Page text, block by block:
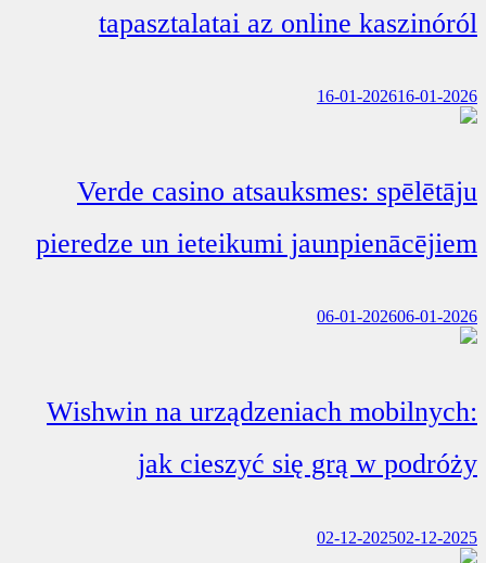
tapasztalatai az online kaszinóról
16-01-202616-01-2026
Verde casino atsauksmes: spēlētāju
pieredze un ieteikumi jaunpienācējiem
06-01-202606-01-2026
Wishwin na urządzeniach mobilnych:
jak cieszyć się grą w podróży
02-12-202502-12-2025